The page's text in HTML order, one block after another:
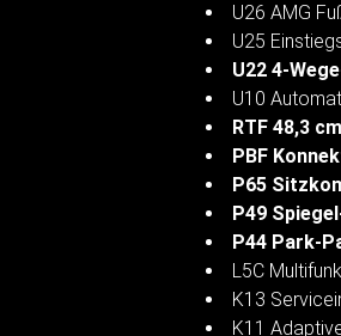
U26 AMG
U25
U22 4-
U10
RTF 48,3
PBF
P65
P49
P44 Park-
L5C
K13
K11